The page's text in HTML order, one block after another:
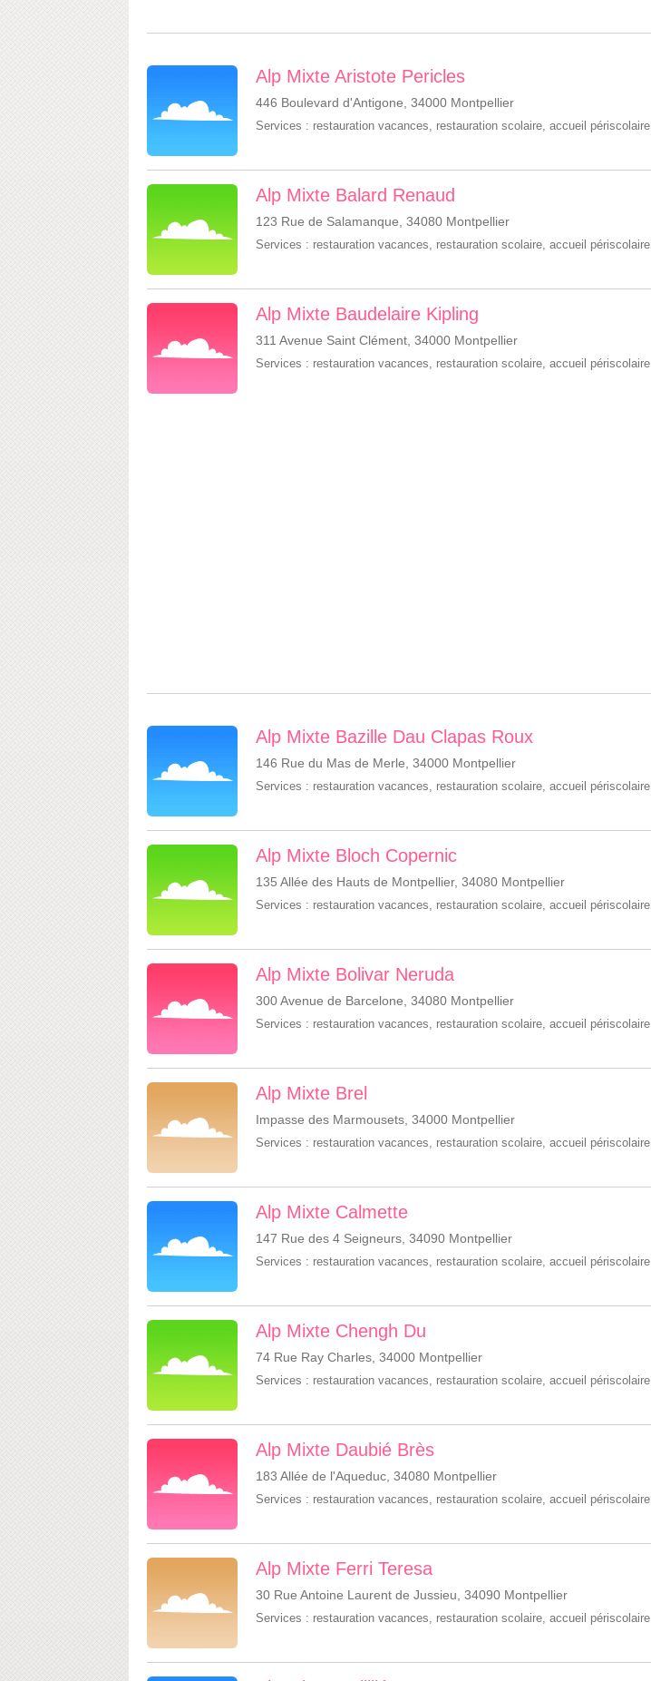
Alp Mixte Aristote Pericles
446 Boulevard d'Antigone, 34000 Montpellier
Services : restauration vacances, restauration scolaire, accueil périscolaire
Alp Mixte Balard Renaud
123 Rue de Salamanque, 34080 Montpellier
Services : restauration vacances, restauration scolaire, accueil périscolaire
Alp Mixte Baudelaire Kipling
311 Avenue Saint Clément, 34000 Montpellier
Services : restauration vacances, restauration scolaire, accueil périscolaire
Alp Mixte Bazille Dau Clapas Roux
146 Rue du Mas de Merle, 34000 Montpellier
Services : restauration vacances, restauration scolaire, accueil périscolaire
Alp Mixte Bloch Copernic
135 Allée des Hauts de Montpellier, 34080 Montpellier
Services : restauration vacances, restauration scolaire, accueil périscolaire
Alp Mixte Bolivar Neruda
300 Avenue de Barcelone, 34080 Montpellier
Services : restauration vacances, restauration scolaire, accueil périscolaire
Alp Mixte Brel
Impasse des Marmousets, 34000 Montpellier
Services : restauration vacances, restauration scolaire, accueil périscolaire
Alp Mixte Calmette
147 Rue des 4 Seigneurs, 34090 Montpellier
Services : restauration vacances, restauration scolaire, accueil périscolaire
Alp Mixte Chengh Du
74 Rue Ray Charles, 34000 Montpellier
Services : restauration vacances, restauration scolaire, accueil périscolaire
Alp Mixte Daubié Brès
183 Allée de l'Aqueduc, 34080 Montpellier
Services : restauration vacances, restauration scolaire, accueil périscolaire
Alp Mixte Ferri Teresa
30 Rue Antoine Laurent de Jussieu, 34090 Montpellier
Services : restauration vacances, restauration scolaire, accueil périscolaire